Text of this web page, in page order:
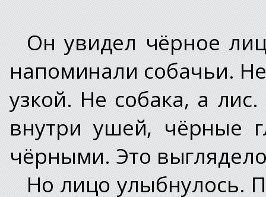
Он увидел чёрное
напоминали собачьи.
узкой. Не собака, а
внутри ушей, чёрные
чёрными. Это
Но лицо улыбнулось.